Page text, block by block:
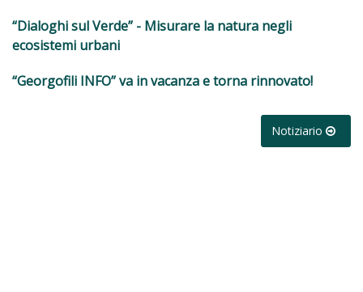
“Dialoghi sul Verde” - Misurare la natura negli
ecosistemi urbani
“Georgofili INFO” va in vacanza e torna rinnovato!
Notiziario